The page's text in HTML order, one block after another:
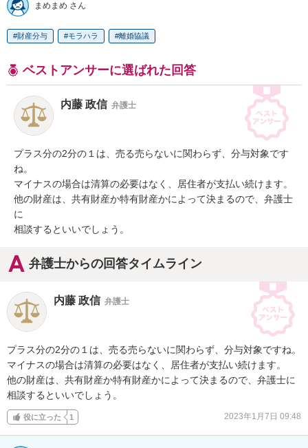
まめまめ さん
財産分与 モラハラ 離婚協議
ベストアンサーに選ばれた回答
内藤 政信 弁護士
プラス分の2分の１は、売る売らないに関わらず、分与対象です
ね。
マイナスの場合は清算の必要はなく、居住者が支払い続けます。
他の財産は、共有財産か特有財産かによって決まるので、弁護士
に
相談するといいでしょう。
弁護士からの回答タイムライン
内藤 政信 弁護士
プラス分の2分の１は、売る売らないに関わらず、分与対象ですね。
マイナスの場合は清算の必要はなく、居住者が支払い続けます。
他の財産は、共有財産か特有財産かによって決まるので、弁護士に
相談するといいでしょう。
役に立った 1 2023年1月7日 09:48